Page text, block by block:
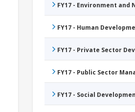
FY17 - Environment
FY17 - Human
FY17 - Private Sector
FY17 - Public Sector
FY17 - Social